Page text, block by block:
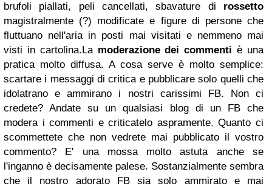
brufoli piallati, peli cancellati, sbavature di rossetto
magistralmente (?) modificate e figure di persone che
fluttuano nell'aria in posti mai visitati e nemmeno mai
visti in cartolina.La moderazione dei commenti è una
pratica molto diffusa. A cosa serve è molto semplice:
scartare i messaggi di critica e pubblicare solo quelli che
idolatrano e ammirano i nostri carissimi FB. Non ci
credete? Andate su un qualsiasi blog di un FB che
modera i commenti e criticatelo aspramente. Quanto ci
scommettete che non vedrete mai pubblicato il vostro
commento? E' una mossa molto astuta anche se
l'inganno è decisamente palese. Sostanzialmente sembra
che il nostro adorato FB sia solo ammirato e mai